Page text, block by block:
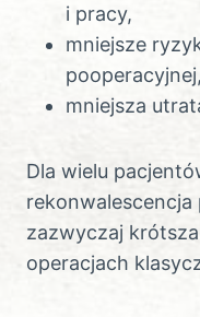
i pracy,
mniejsze
pooperacyjnej,
mniejsza
Dla wielu
zazwyczaj
operacjach